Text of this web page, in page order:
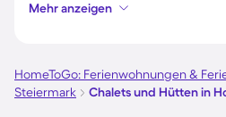
Chalets und Hütten in Sölden
Chalets und Hütten in
Mehr anzeigen
HomeToGo: Ferienwohnungen &
Steiermark
Chalets und Hütten in